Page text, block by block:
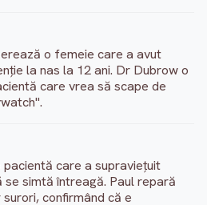
o femeie care a avut
la nas la 12 ani. Dr Dubrow o
care vrea să scape de
pacientă care a supraviețuit
se simtă întreagă. Paul repară
surori, confirmând că e